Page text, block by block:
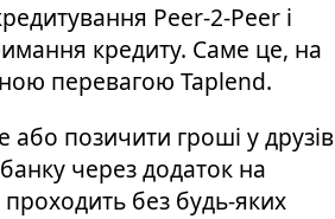
Peer-2-Peer і
кредиту. Саме це, на
перевагою Taplend.
позичити гроші у друзів
через додаток на
без будь-яких